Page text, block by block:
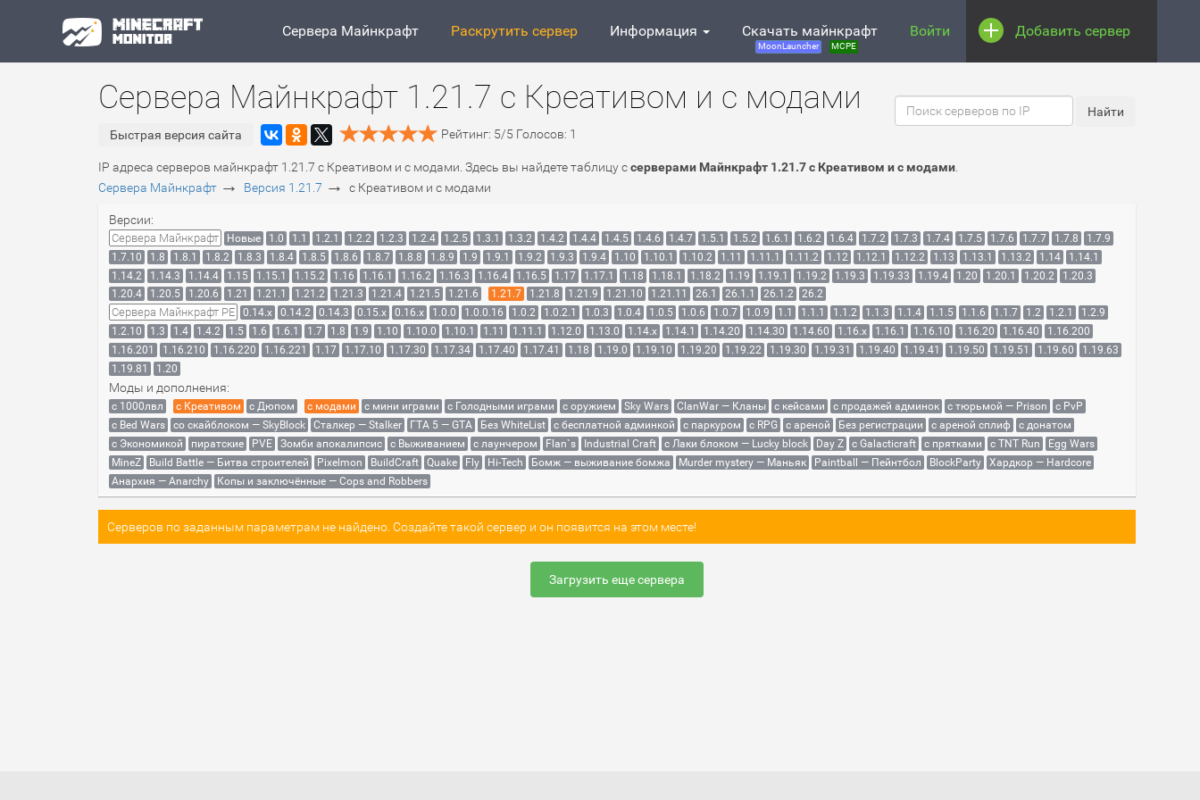
Сервера Майнкрафт Раскрутить сервер Информация Скачать майнкрафт
MoonLauncher MCPE
Войти Добавить сервер
Сервера Майнкрафт 1.21.7 c Креативом и с модами
Быстрая версия сайта Рейтинг: 5/5 Голосов: 1
IP адреса серверов майнкрафт 1.21.7 c Креативом и с модами. Здесь вы найдете таблицу ссерверами Майнкрафт 1.21.7 c Креативом и с модами
Сервера Майнкрафт → Версия 1.21.7 → c Креативом и с модами
Версии:
Сервера Майнкрафт Новые 1.0 1.1 1.2.1 1.2.2 1.2.3 1.2.4 1.2.5 1.3.1 1.3.2 1.4.2 1.4.4 1.4.5 1.4.6 1.4.7 1.5.1 1.5.2 1.6.1 1.6.2 1.6.4 1.7.2 1.7.3 1.7.4 1.7.5 1.7.6 1.7.7 1.7.8
1.7.9
1.7.10
1.8 1.8.1 1.8.2 1.8.3 1.8.4 1.8.5 1.8.6 1.8.7 1.8.8 1.8.9 1.9 1.9.1 1.9.2 1.9.3 1.9.4 1.10 1.10.1 1.10.2 1.11 1.11.1 1.11.2 1.12 1.12.1 1.12.2 1.13 1.13.1 1.13.2 1.14
1.14.1
1.14.2
1.14.3 1.14.4 1.15 1.15.1 1.15.2 1.16 1.16.1 1.16.2 1.16.3 1.16.4 1.16.5 1.17 1.17.1 1.18 1.18.1 1.18.2 1.19 1.19.1 1.19.2 1.19.3 1.19.33 1.19.4 1.20 1.20.1 1.20.2
1.20.3
1.20.4
1.20.5 1.20.6 1.21 1.21.1 1.21.2 1.21.3 1.21.4 1.21.5 1.21.6 1.21.7 1.21.8 1.21.9 1.21.10 1.21.11 26.1 26.1.1 26.1.2 26.2
Сервера Майнкрафт PE 0.14.x 0.14.2 0.14.3 0.15.x 0.16.x 1.0.0 1.0.0.16 1.0.2 1.0.2.1 1.0.3 1.0.4 1.0.5 1.0.6 1.0.7 1.0.9 1.1 1.1.1 1.1.2 1.1.3 1.1.4 1.1.5 1.1.6 1.1.7 1.2 1.2.1
1.2.9
1.2.10
1.3 1.4 1.4.2 1.5 1.6 1.6.1 1.7 1.8 1.9 1.10 1.10.0 1.10.1 1.11 1.11.1 1.12.0 1.13.0 1.14.x 1.14.1 1.14.20 1.14.30 1.14.60 1.16.x 1.16.1 1.16.10 1.16.20 1.16.40
1.16.200
1.16.201
1.16.210 1.16.220 1.16.221 1.17 1.17.10 1.17.30 1.17.34 1.17.40 1.17.41 1.18 1.19.0 1.19.10 1.19.20 1.19.22 1.19.30 1.19.31 1.19.40 1.19.41 1.19.50 1.19.51 1.19.60
1.19.63
1.19.81
1.20
Моды и дополнения:
с 1000лвл c Креативом с Дюпом с модами с мини играми с Голодными играми с оружием Sky Wars ClanWar — Кланы с кейсами с продажей админок с тюрьмой — Prison
с PvP
с Bed Wars
со скайблоком — SkyBlock Сталкер — Stalker ГТА 5 — GTA Без WhiteList с бесплатной админкой с паркуром с RPG с ареной Без регистрации с ареной сплиф
с донатом
с Экономикой
пиратские PVE Зомби апокалипсис с Выживанием с лаунчером Flan`s Industrial Craft с Лаки блоком — Lucky block Day Z с Galacticraft с прятками с TNT Run
Egg Wars
MineZ
Build Battle — Битва строителей Pixelmon BuildCraft Quake Fly Hi-Tech Бомж — выживание бомжа Murder mystery — Маньяк Paintball — Пейнтбол BlockParty
Хардкор — Hardcore
Анархия — Anarchy
Копы и заключённые — Cops and Robbers
Серверов по заданным параметрам не найдено. Создайте такой сервер и он появится на этом месте!
Загрузить еще сервера